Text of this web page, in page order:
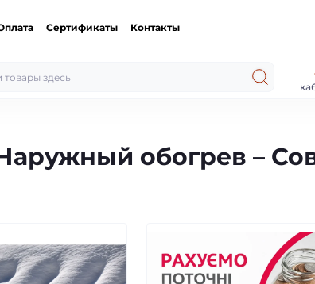
Сертификаты Контакты
обогрев –